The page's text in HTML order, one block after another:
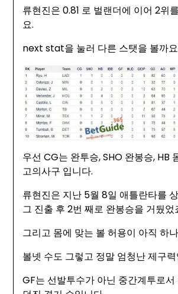
류현진은 0.81 로 벌랜더에 이어 2위
요.
next stat을 눌러 다른 스탯을 볼까
우선 CG는 완투승, SHO 완봉승, HB
고의사구 입니다.
류현진은 지난 5월 8일 애틀란타를
그 진출 후 2번 째로 완봉승을 거뒀었
그리고 몸에 맞는 볼 허용이 아직 하
볼넷 수도 그렇고 정말 엄청난 제구
GF는 선발투수가 아닌 중간계투로서